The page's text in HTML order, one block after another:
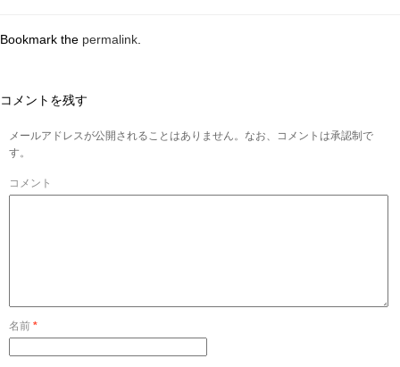
Bookmark the permalink
コメントを残す
メールアドレスが公開されることはありません。なお、コメントは承認制で
す。
コメント
名前 *